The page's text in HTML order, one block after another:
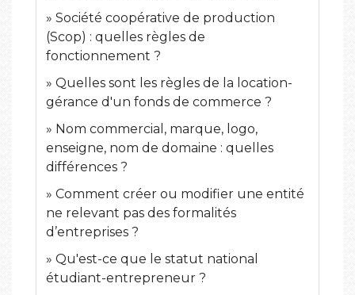
Société coopérative de production
(Scop) : quelles règles de
fonctionnement ?
Quelles sont les règles de la location-
gérance d'un fonds de commerce ?
Nom commercial, marque, logo,
enseigne, nom de domaine : quelles
différences ?
Comment créer ou modifier une entité
ne relevant pas des formalités
d’entreprises ?
Qu'est-ce que le statut national
étudiant-entrepreneur ?